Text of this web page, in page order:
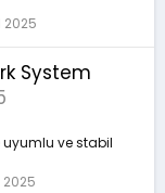
2025
System
uyumlu ve stabil
2025